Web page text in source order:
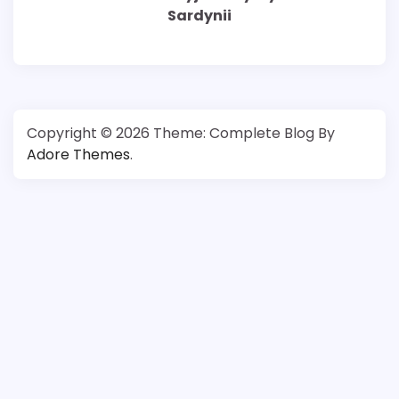
Sardynii
Copyright © 2026 Theme: Complete Blog By
Adore Themes.